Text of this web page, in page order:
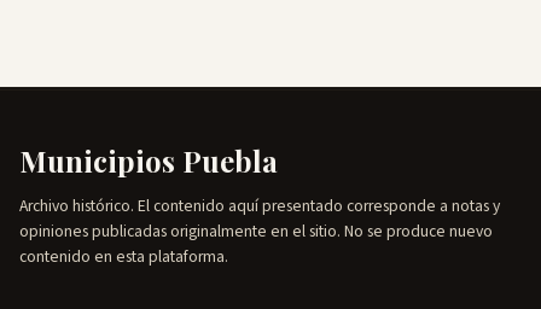
Municipios Puebla
Archivo histórico. El contenido aquí presentado corresponde a notas y
opiniones publicadas originalmente en el sitio. No se produce nuevo
contenido en esta plataforma.